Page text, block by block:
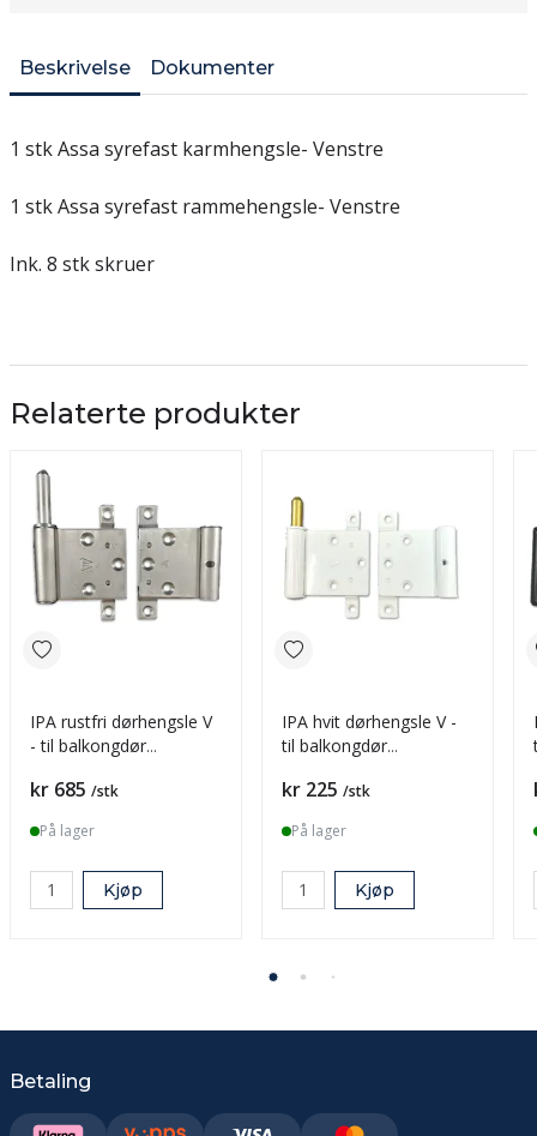
Beskrivelse Dokumenter
1 stk Assa syrefast karmhengsle- Venstre
1 stk Assa syrefast rammehengsle- Venstre
Ink. 8 stk skruer
Relaterte produkter
IPA rustfri dørhengsle V
- til balkongdør
Pris
kr 685 /stk
På lager
Kjøp
IPA hvit dørhengsle V -
til balkongdør
Pris
kr 225 /stk
På lager
Kjøp
Betaling